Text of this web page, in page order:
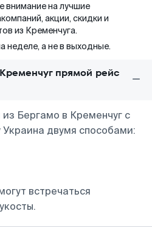
внимание на лучшие
акции, скидки и
из Кременчуга.
неделе, а не в выходные.
прямой рейс
Бергамо в Кременчуг с
двумя способами:
встречаться